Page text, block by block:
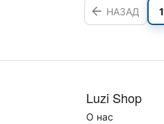
НАЗАД 1
Luzi Shop
О нас